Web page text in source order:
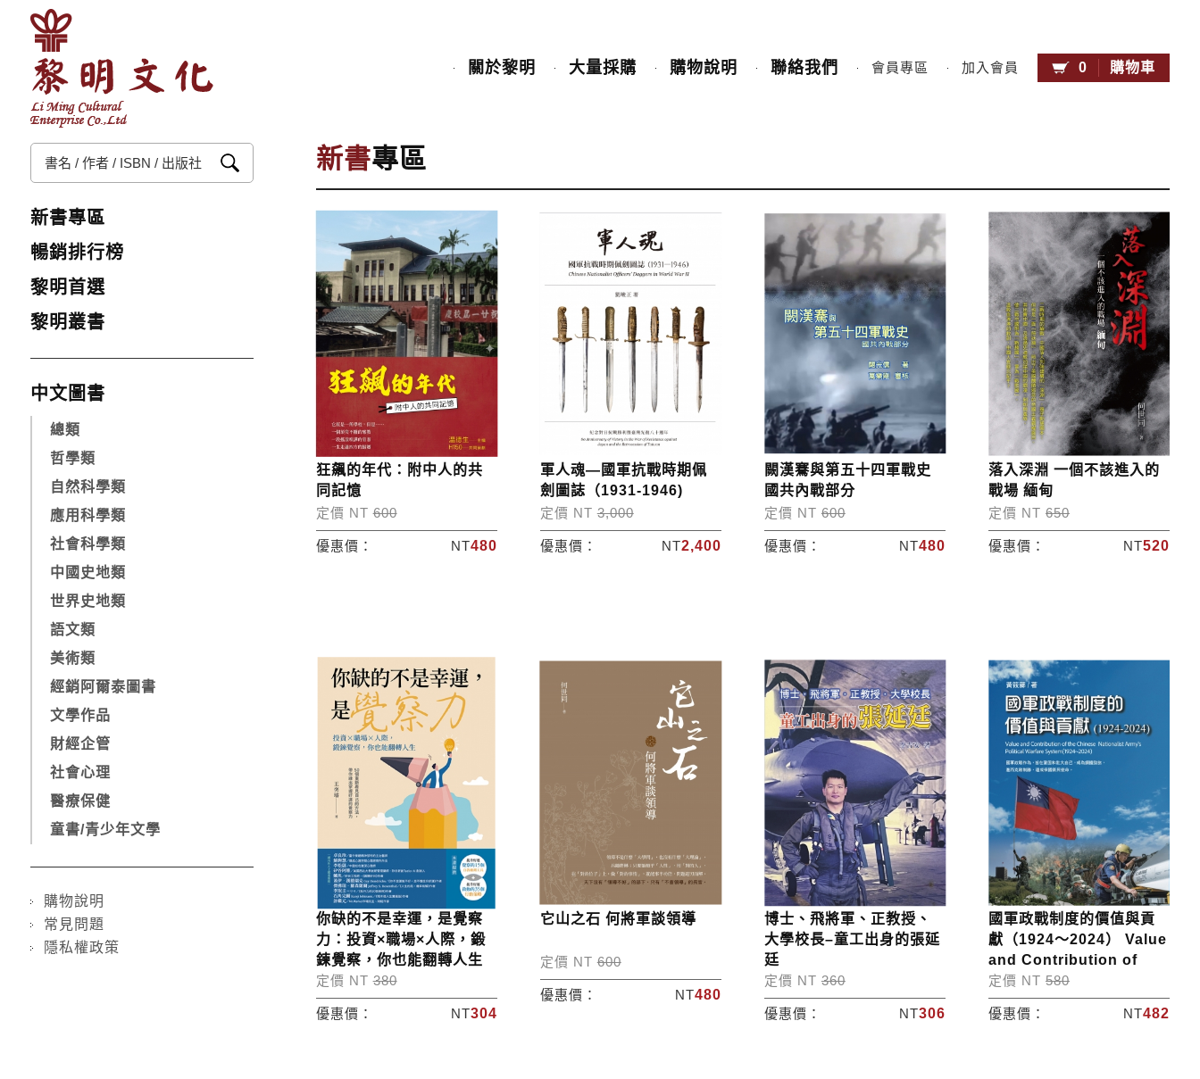
關於黎明 大量採購 購物說明 聯絡我們 會員專區 加入會員 0 購物車
新書專區
暢銷排行榜
黎明首選
黎明叢書
中文圖書
總類
哲學類
自然科學類
應用科學類
社會科學類
中國史地類
世界史地類
語文類
美術類
經銷阿爾泰圖書
文學作品
財經企管
社會心理
醫療保健
童書/青少年文學
購物說明
常見問題
隱私權政策
新書專區
狂飆的年代：附中人的共
同記憶
定價 NT600
優惠價： NT480
軍人魂—國軍抗戰時期佩
劍圖誌（1931-1946)
定價 NT3,000
優惠價： NT2,400
闕漢騫與第五十四軍戰史
國共內戰部分
定價 NT 600
優惠價： NT480
落入深淵 一個不該進入的
戰場 緬甸
定價 NT650
優惠價： NT520
你缺的不是幸運，是覺察
力：投資×職場×人際，鍛
鍊覺察，你也能翻轉人生
定價 NT380
優惠價： NT304
它山之石 何將軍談領導
定價 NT600
優惠價： NT480
博士、飛將軍、正教授、
大學校長–童工出身的張延
廷
定價 NT 360
優惠價： NT306
國軍政戰制度的價值與貢
獻（1924～2024） Value
and Contribution of
定價 NT580
優惠價： NT482